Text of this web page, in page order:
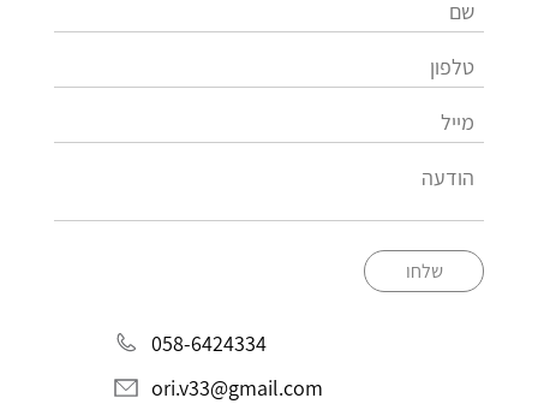
שלחו
058-6424334
ori.v33@gmail.com